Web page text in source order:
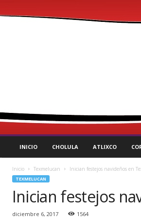
INICIO CHOLULA ATLIXCO
Inicio Texmelucan Inician festejos navideños en
TEXMELUCAN
Inician festejos
diciembre 6, 2017 1564